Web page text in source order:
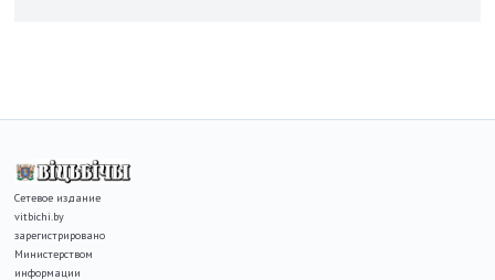
Сетевое издание
vitbichi.by
зарегистрировано
Министерством
информации